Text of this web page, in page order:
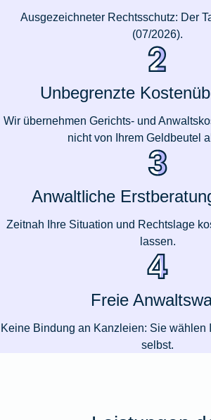
Ausgezeichneter Rechtsschutz: Der
(07/2026).
Unbegrenzte
Wir übernehmen Gerichts- und
nicht von Ihrem Geldbeutel
Anwaltliche
Zeitnah Ihre Situation und Rechtslage
lassen.
Freie
Keine Bindung an Kanzleien: Sie wählen
selbst.